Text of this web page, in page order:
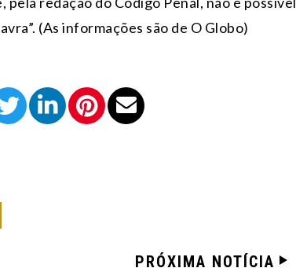
(As informações são de O Globo)
PRÓXIMA NOTÍCIA